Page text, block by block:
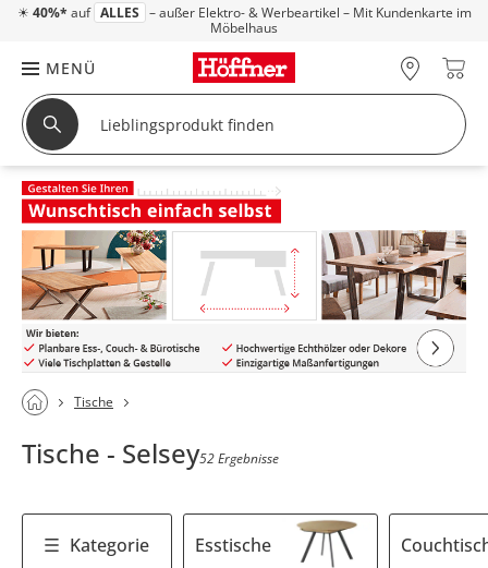
☀ 40%* auf ALLES – außer Elektro- & Werbeartikel – Mit Kundenkarte im
Möbelhaus
MENÜ
Tische
Tische - Selsey52 Ergebnisse
Kategorie Esstische